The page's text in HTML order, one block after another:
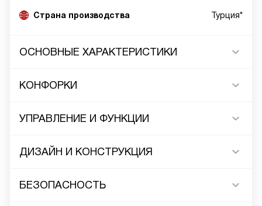
Страна производства Турция*
ОСНОВНЫЕ ХАРАКТЕРИСТИКИ
КОНФОРКИ
УПРАВЛЕНИЕ И ФУНКЦИИ
ДИЗАЙН И КОНСТРУКЦИЯ
БЕЗОПАСНОСТЬ